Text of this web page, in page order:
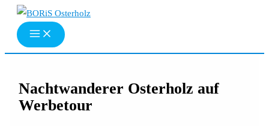
Zum
Inhalt
springen
Nachtwanderer Osterholz auf
Werbetour